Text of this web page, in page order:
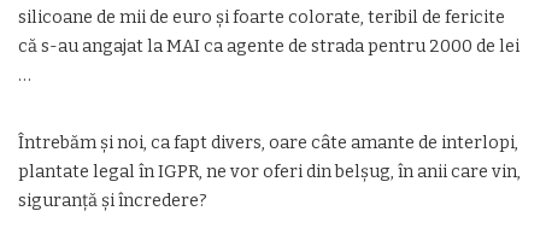
silicoane de mii de euro și foarte colorate, teribil de fericite
că s-au angajat la MAI ca agente de strada pentru 2000 de lei
…
Întrebăm și noi, ca fapt divers, oare câte amante de interlopi,
plantate legal în IGPR, ne vor oferi din belșug, în anii care vin,
siguranță și încredere?